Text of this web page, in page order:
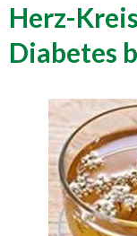
Herz-
Diabetes